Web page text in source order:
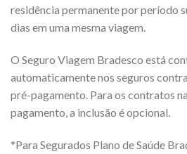
residência permanente por período
dias em uma mesma viagem.
O Seguro Viagem Bradesco está
automaticamente nos seguros
pré-pagamento. Para os contratos
pagamento, a inclusão é opcional.
*Para Segurados Plano de Saúde